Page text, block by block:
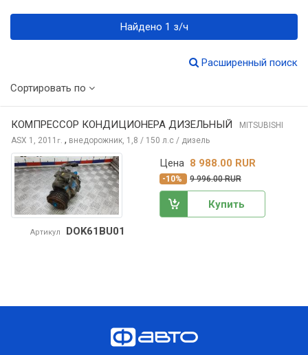
Найдено 1 з/ч
Расширенный поиск
Сортировать по
КОМПРЕССОР КОНДИЦИОНЕРА ДИЗЕЛЬНЫЙ
MITSUBISHI
ASX 1, 2011 г. , внедорожник, 1,8 / 150 л.с / дизель
Артикул DOK61BU01
Цена 8 988.00 RUR
-10% 9 996.00 RUR
Купить